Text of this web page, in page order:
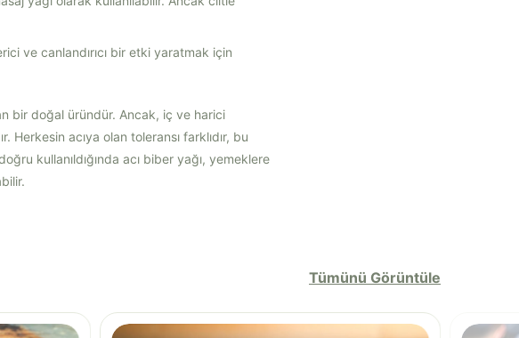
ve canlandırıcı bir etki yaratmak için
bir doğal üründür. Ancak, iç ve harici
Herkesin acıya olan toleransı farklıdır, bu
kullanıldığında acı biber yağı, yemeklere
Tümünü Görüntüle